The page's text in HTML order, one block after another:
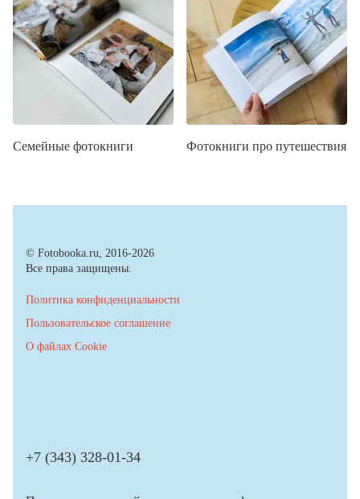
Семейные фотокниги Фотокниги про путешествия
© Fotobooka.ru, 2016-2026
Все права защищены.
Политика конфиденциальности
Пользовательское соглашение
О файлах Cookie
+7 (343) 328-01-34